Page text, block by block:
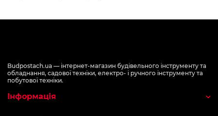
Budpostach.ua — інтернет-магазин будівельного інструменту та
обладнання, садової техніки, електро- і ручного інструменту та
побутової техніки.
Інформація